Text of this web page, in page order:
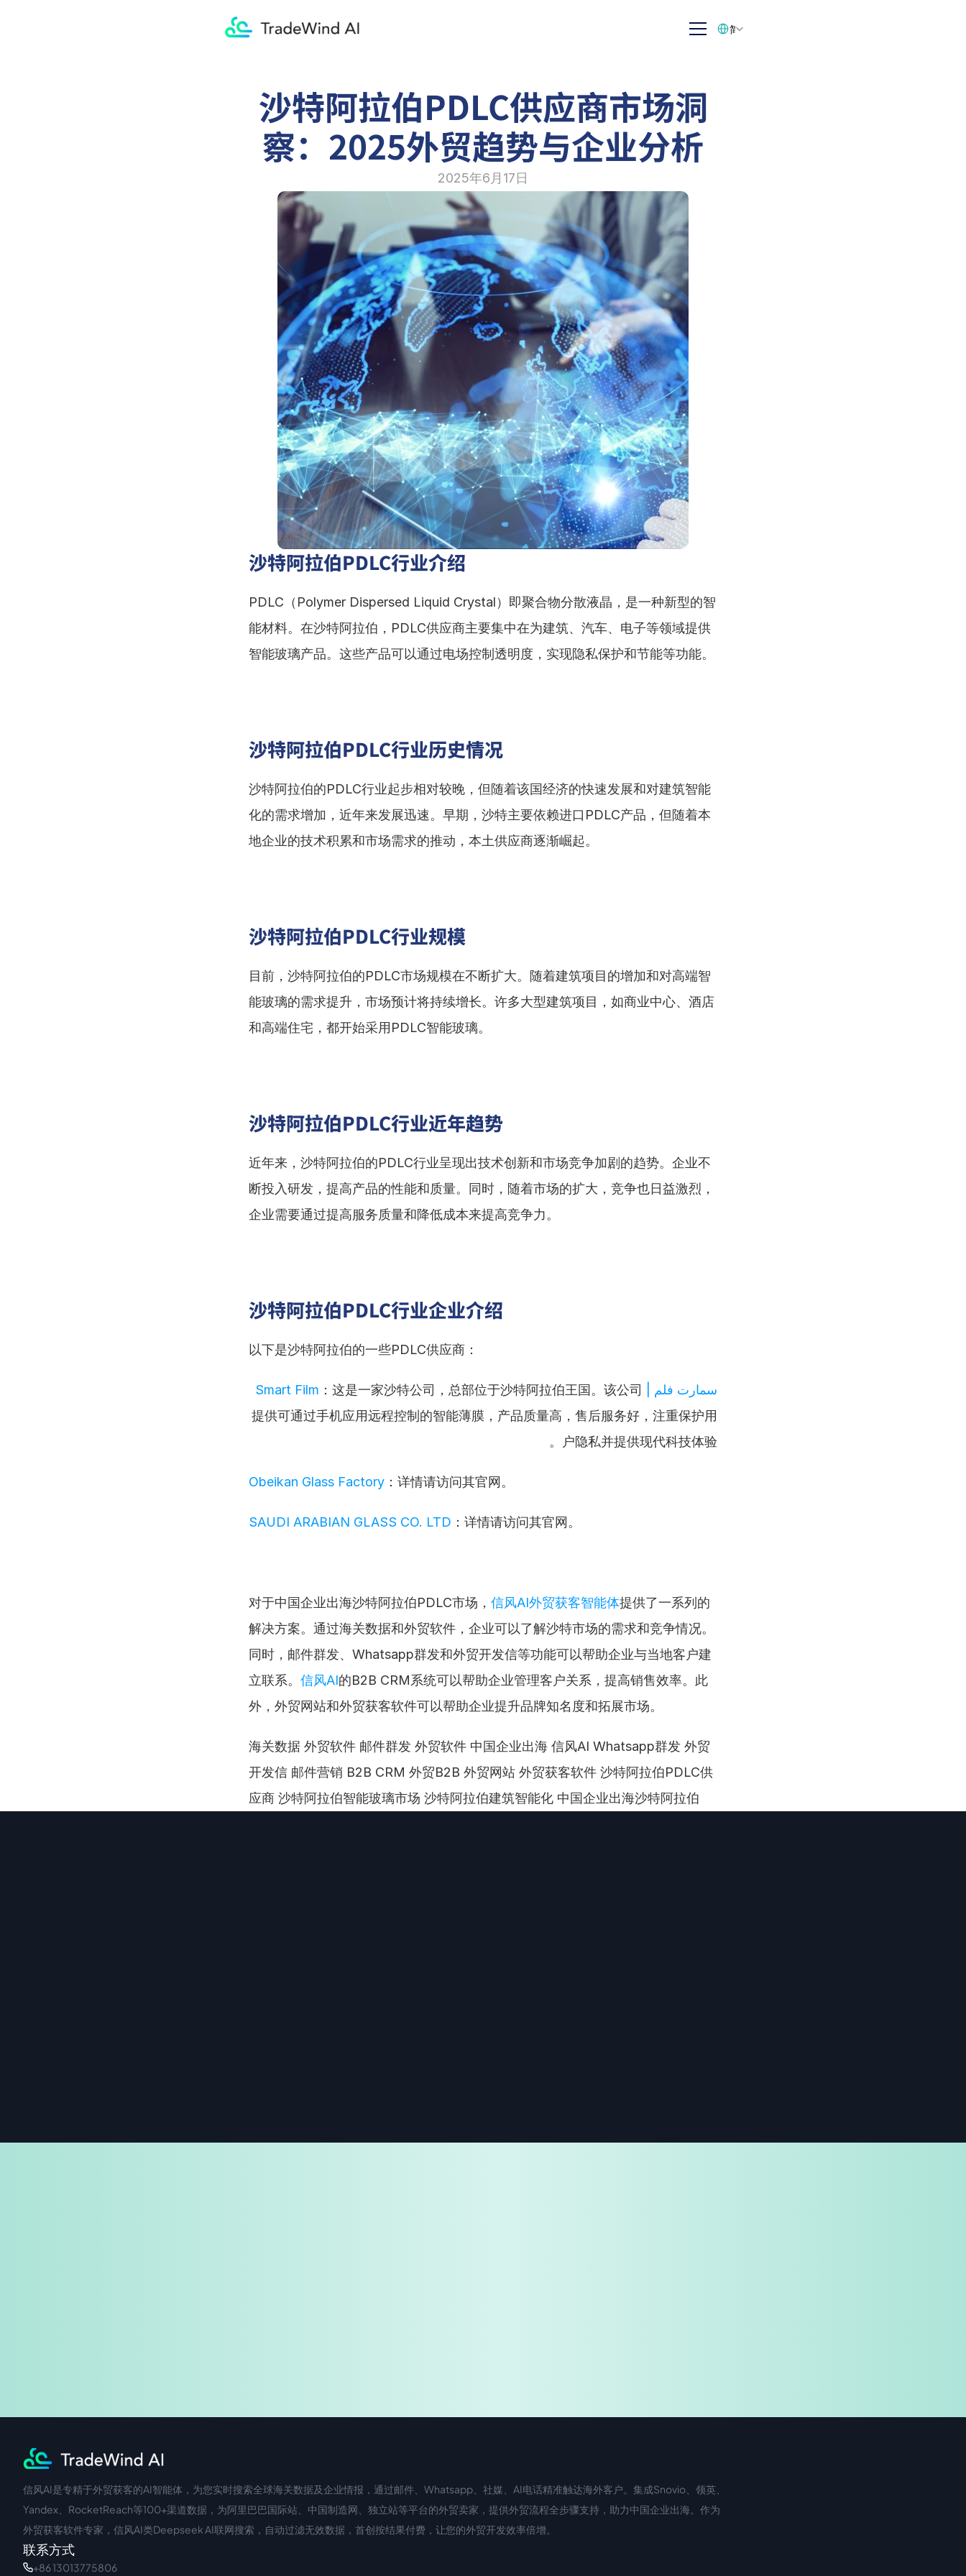
沙特阿拉伯PDLC供应商市场洞
察：2025外贸趋势与企业分析
2025年6月17日
沙特阿拉伯PDLC行业介绍
PDLC（Polymer Dispersed Liquid Crystal）即聚合物分散液晶，是一种新型的智
能材料。在沙特阿拉伯，PDLC供应商主要集中在为建筑、汽车、电子等领域提供
智能玻璃产品。这些产品可以通过电场控制透明度，实现隐私保护和节能等功能。
沙特阿拉伯PDLC行业历史情况
沙特阿拉伯的PDLC行业起步相对较晚，但随着该国经济的快速发展和对建筑智能
化的需求增加，近年来发展迅速。早期，沙特主要依赖进口PDLC产品，但随着本
地企业的技术积累和市场需求的推动，本土供应商逐渐崛起。
沙特阿拉伯PDLC行业规模
目前，沙特阿拉伯的PDLC市场规模在不断扩大。随着建筑项目的增加和对高端智
能玻璃的需求提升，市场预计将持续增长。许多大型建筑项目，如商业中心、酒店
和高端住宅，都开始采用PDLC智能玻璃。
沙特阿拉伯PDLC行业近年趋势
近年来，沙特阿拉伯的PDLC行业呈现出技术创新和市场竞争加剧的趋势。企业不
断投入研发，提高产品的性能和质量。同时，随着市场的扩大，竞争也日益激烈，
企业需要通过提高服务质量和降低成本来提高竞争力。
沙特阿拉伯PDLC行业企业介绍
以下是沙特阿拉伯的一些PDLC供应商：
سمارت فلم | Smart Film
：这是一家沙特公司，总部位于沙特阿拉伯王国。该公司
提供可通过手机应用远程控制的智能薄膜，产品质量高，售后服务好，注重保护用
户隐私并提供现代科技体验。
Obeikan Glass Factory ：详情请访问其官网。
SAUDI ARABIAN GLASS CO. LTD ：详情请访问其官网。
对于中国企业出海沙特阿拉伯PDLC市场， 信风AI外贸获客智能体提供了一系列的
解决方案。通过海关数据和外贸软件，企业可以了解沙特市场的需求和竞争情况。
同时，邮件群发、Whatsapp群发和外贸开发信等功能可以帮助企业与当地客户建
立联系。 信风AI的B2B CRM系统可以帮助企业管理客户关系，提高销售效率。此
外，外贸网站和外贸获客软件可以帮助企业提升品牌知名度和拓展市场。
海关数据 外贸软件 邮件群发 外贸软件 中国企业出海 信风AI Whatsapp群发 外贸
开发信 邮件营销 B2B CRM 外贸B2B 外贸网站 外贸获客软件 沙特阿拉伯PDLC供
应商 沙特阿拉伯智能玻璃市场 沙特阿拉伯建筑智能化 中国企业出海沙特阿拉伯
简体中文
中文入口 外语入口
信风AI是专精于外贸获客的AI智能体，为您实时搜索全球海关数据及企业情报，通过邮件、Whatsapp、社媒、AI电话精准触达海外客户。集成Snovio、领英、
Yandex、RocketReach等100+渠道数据，为阿里巴巴国际站、中国制造网、独立站等平台的外贸卖家，提供外贸流程全步骤支持，助力中国企业出海。作为
外贸获客软件专家，信风AI类Deepseek AI联网搜索，自动过滤无效数据，首创按结果付费，让您的外贸开发效率倍增。
联系方式
+86 13013775806